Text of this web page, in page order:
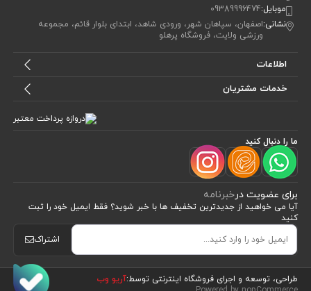
موبایل:09389996474
نشانی:اصفهان، سپاهان شهر، ورودی شاهد، ابتدای بلوار قائم، مجموعه
ورزشی ولایت، فروشگاه پرهلو
اطلاعات
خدمات مشتریان
ما را دنبال کنید
برای عضویت درخبرنامه
آیا می خواهید از جدید‌ترین تخفیف‌ ها با‌ خبر شوید؟ فقط ایمیل خود را ثبت
کنید
اشتراک
طراحی، توسعه و اجرای فروشگاه اینترنتی توسط:آریو وب